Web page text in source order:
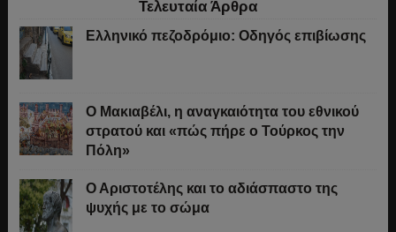
Τελευταία Άρθρα
Ελληνικό πεζοδρόμιο: Οδηγός επιβίωσης
Ο Μακιαβέλι, η αναγκαιότητα του εθνικού
στρατού και «πώς πήρε ο Τούρκος την
Πόλη»
Ο Αριστοτέλης και το αδιάσπαστο της
ψυχής με το σώμα